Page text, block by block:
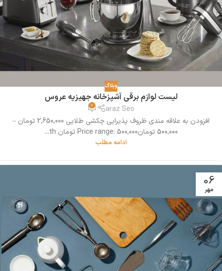
وبلاگ
لیست لوازم برقی آشپزخانه جهیزیه عروس
araz Seo
0
افزودن به علاقه مندی ظروف پذیرایی چکشی طلایی 2,650,000 تومان –
500,000 تومانPrice range: 500,000 تومان th...
ادامه مطلب
06
مهر